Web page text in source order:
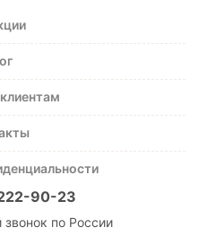
90-23
звонок по России